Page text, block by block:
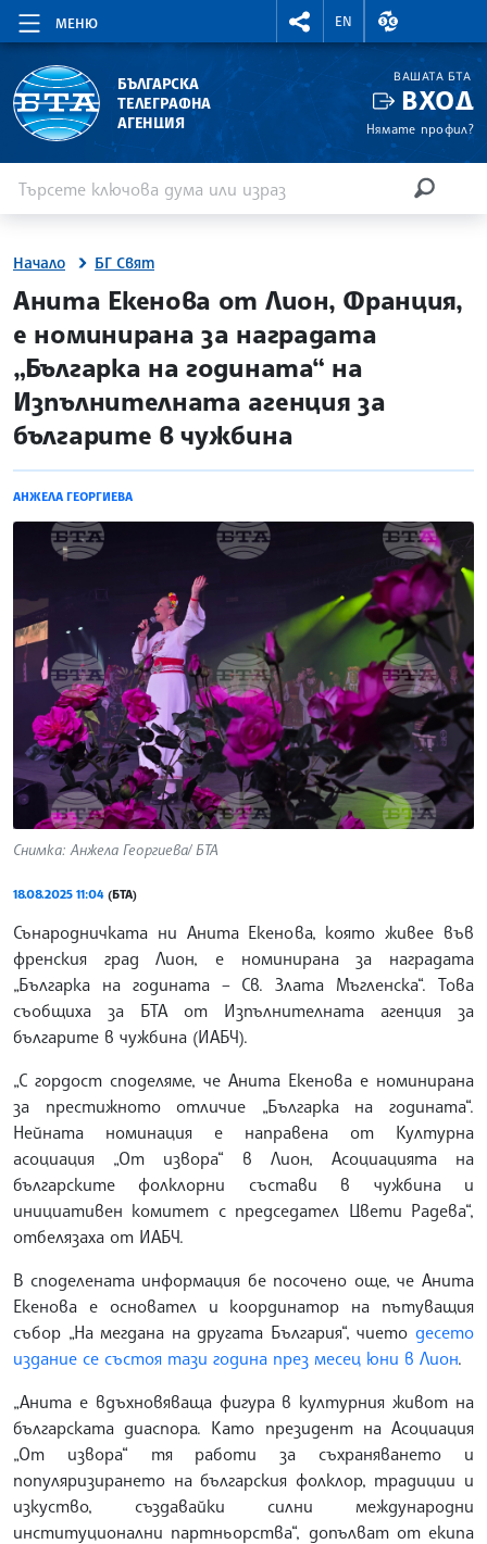
МЕНЮ
RIGHTMENU.SOCIAL
EN
ВАЛУТНИ
БЪЛГАРСКА
ТЕЛЕГРАФНА
АГЕНЦИЯ
ВАШАТА БТА
ВХОД
Нямате профил?
Начало БГ Свят
site.bta
Анита Екенова от Лион, Франция,
е номинирана за наградата
„Българка на годината“ на
Изпълнителната агенция за
българите в чужбина
АНЖЕЛА ГЕОРГИЕВА
Снимка: Анжела Георгиева/ БТА
18.08.2025 11:04 (БТА)
Сънародничката ни Анита Екенова, която живее във
френския град Лион, е номинирана за наградата
„Българка на годината – Св. Злата Мъгленска“. Това
съобщиха за БТА от Изпълнителната агенция за
българите в чужбина (ИАБЧ).
„С гордост споделяме, че Анита Екенова е номинирана
за престижното отличие „Българка на годината“.
Нейната номинация е направена от Културна
асоциация „От извора“ в Лион, Асоциацията на
българските фолклорни състави в чужбина и
инициативен комитет с председател Цвети Радева“,
отбелязаха от ИАБЧ.
В споделената информация бе посочено още, че Анита
Екенова е основател и координатор на пътуващия
събор „На мегдана на другата България“, чието десето
издание се състоя тази година през месец юни в Лион.
„Анита е вдъхновяваща фигура в културния живот на
българската диаспора. Като президент на Асоциация
„От извора“ тя работи за съхраняването и
популяризирането на българския фолклор, традиции и
изкуство, създавайки силни международни
институционални партньорства“, допълват от екипа